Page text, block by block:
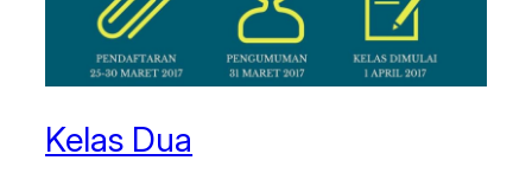
Kelas Dua